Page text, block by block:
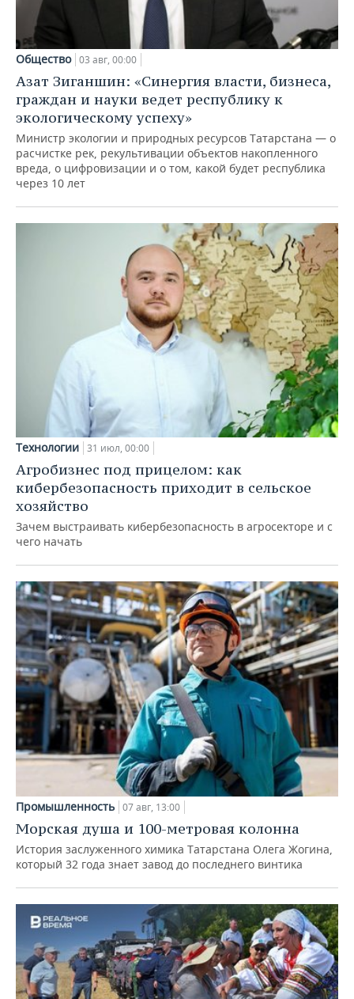
Общество 03 авг, 00:00
Азат Зиганшин: «Синергия власти, бизнеса,
граждан и науки ведет республику к
экологическому успеху»
Министр экологии и природных ресурсов Татарстана — о
расчистке рек, рекультивации объектов накопленного
вреда, о цифровизации и о том, какой будет республика
через 10 лет
Технологии 31 июл, 00:00
Агробизнес под прицелом: как
кибербезопасность приходит в сельское
хозяйство
Зачем выстраивать кибербезопасность в агросекторе и с
чего начать
Промышленность 07 авг, 13:00
Морская душа и 100-метровая колонна
История заслуженного химика Татарстана Олега Жогина,
который 32 года знает завод до последнего винтика